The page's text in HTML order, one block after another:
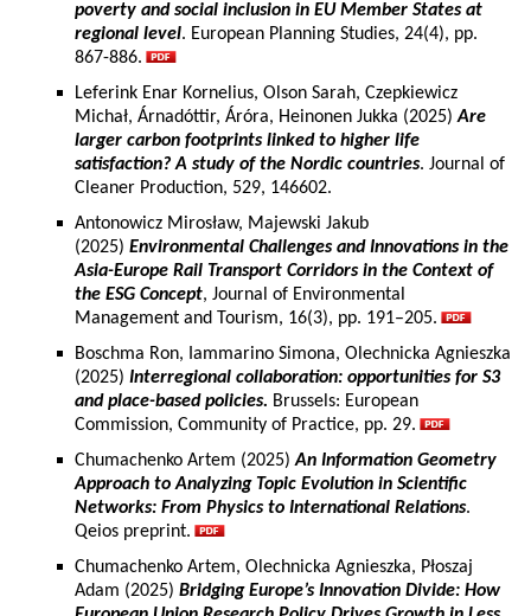
poverty and social inclusion in EU Member States at
regional level. European Planning Studies, 24(4), pp.
867-886.
Leferink Enar Kornelius, Olson Sarah, Czepkiewicz
Michał, Árnadóttir, Áróra, Heinonen Jukka (2025)Are
larger carbon footprints linked to higher life
satisfaction? A study of the Nordic countries. Journal of
Cleaner Production, 529, 146602.
Antonowicz Mirosław, Majewski Jakub
(2025) Environmental Challenges and Innovations in the
Asia-Europe Rail Transport Corridors in the Context of
the ESG Concept, Journal of Environmental
Management and Tourism, 16(3), pp. 191–205.
Boschma Ron, Iammarino Simona, Olechnicka Agnieszka
(2025) Interregional collaboration: opportunities for S3
and place-based policies. Brussels: European
Commission, Community of Practice, pp. 29.
Chumachenko Artem (2025)An Information Geometry
Approach to Analyzing Topic Evolution in Scientific
Networks: From Physics to International Relations.
Qeios preprint.
Chumachenko Artem, Olechnicka Agnieszka, Płoszaj
Adam (2025) Bridging Europe’s Innovation Divide: How